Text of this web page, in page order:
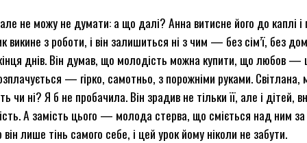
не можу не думати: а що далі? Анна витисне його до каплі
викине з роботи, і він залишиться ні з чим — без сім’ї, без
днів. Він думав, що молодість можна купити, що любов —
— гірко, самотньо, з порожніми руками. Світлана,
чи ні? Я б не пробачила. Він зрадив не тільки її, але і дітей,
А замість цього — молода стерва, що сміється над ним за
лише тінь самого себе, і цей урок йому ніколи не забути.